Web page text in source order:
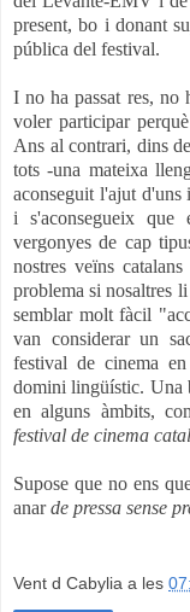
present, bo i donant
pública del festival.
I no ha passat res, no
voler participar
Ans al contrari, dins
tots -una mateixa
aconseguit l'ajut d'uns
i s'aconsegueix que
vergonyes de cap
nostres veïns
problema si nosaltres
semblar molt fàcil
van considerar un
festival de cinema
domini lingüístic. Una
en alguns àmbits,
festival de cinema
Supose que no ens
anarde pressa sense
Vent d Cabylia a les